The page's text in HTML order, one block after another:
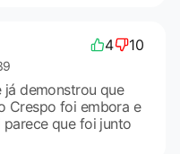
4 10
já demonstrou que
Crespo foi embora e
que foi junto